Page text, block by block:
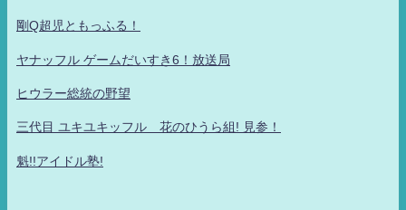
剛Q超児ともっふる！
ヤナッフル ゲームだいすき6！放送局
ヒウラー総統の野望
三代目 ユキユキッフル 花のひうら組! 見参！
魁!!アイドル塾!